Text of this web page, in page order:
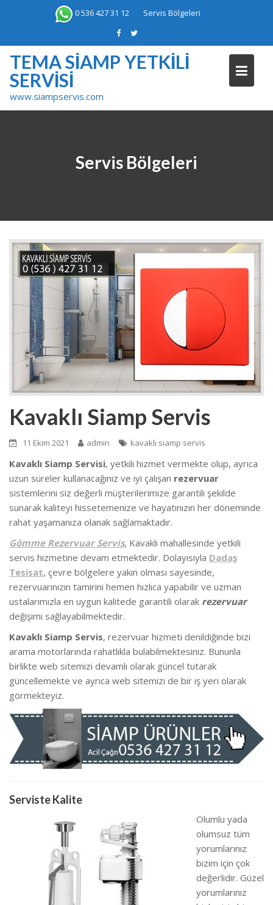
0 536 427 31 12 Servis Bölgeleri
TEMA SIAMP YETKILI
SERVISI
www.siampservis.com
Servis Bölgeleri
Kavaklı Siamp Servis
11 Ekim 2021 admin kavaklı siamp servis
Kavaklı Siamp Servisi, yetkili hizmet vermekte olup, ayrıca
uzun süreler kullanacağınız ve iyi çalışan rezervuar
sistemlerini siz değerli müşterilerimize garantili şekilde
sunarak kaliteyi hissetemenize ve hayatınızın her döneminde
rahat yaşamanıza olanak sağlamaktadır.
Gömme Rezervuar Servis, Kavaklı mahallesinde yetkili
servis hizmetine devam etmektedir. Dolayısıyla Dadaş
Tesisat, çevre bölgelere yakın olması sayesinde,
rezervuarınızın tamirini hemen hızlıca yapabilir ve uzman
ustalarımızla en uygun kalitede garantili olarak rezervuar
değişimi sağlayabilmektedir.
Kavaklı Siamp Servis, rezervuar hizmeti denildiğinde bizi
arama motorlarında rahatlıkla bulabilmektesiniz. Bununla
birlikte web sitemizi devamlı olarak güncel tutarak
güncellemekte ve ayrıca web sitemizi de bir iş yeri olarak
görmekteyiz.
Serviste Kalite
Olumlu yada
olumsuz tüm
yorumlarınız
bizim için çok
değerlidir. Güzel
yorumlarınız